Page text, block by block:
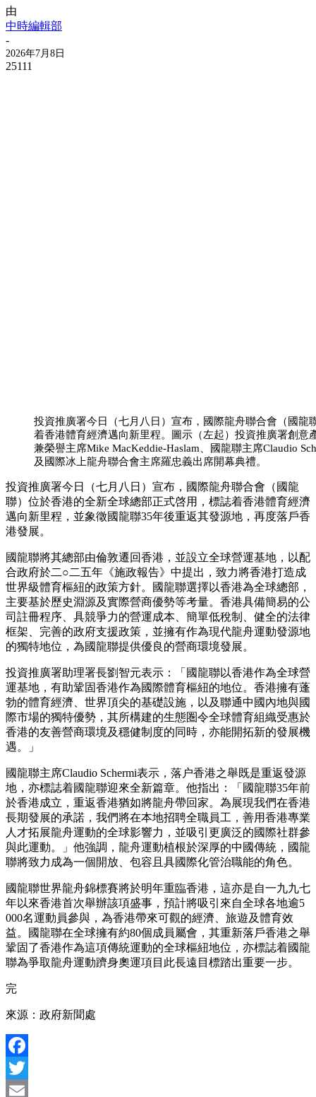
由
中時編輯部
-
2026年7月8日
25111
投資推廣署今日（七月八日）宣布，國際龍舟聯合會（國龍
着香港體育經濟邁向新里程。圖示（左起）投資推廣署創意
兼榮譽主席Mike MacKeddie-Haslam、國龍聯主席Claudio
及國際冰上龍舟聯合會主席羅忠義出席開幕典禮。
投資推廣署今日（七月八日）宣布，國際龍舟聯合會（國龍
聯）位於香港的全新全球總部正式啓用，標誌着香港體育經濟
邁向新里程，並象徵國龍聯35年後重返其發源地，再度落戶香
港發展。
國龍聯將其總部由倫敦遷回香港，並設立全球營運基地，以配
合政府於二○二五年《施政報告》中提出，致力將香港打造成
世界級體育樞紐的政策方針。國龍聯選擇以香港為全球總部，
主要基於歷史淵源及實際營商優勢等考量。香港具備簡易的公
司註冊程序、具競爭力的營運成本、簡單低稅制、健全的法律
框架、完善的政府支援政策，並擁有作為現代龍舟運動發源地
的獨特地位，為國龍聯提供優良的營商環境發展。
投資推廣署助理署長劉智元表示：「國龍聯以香港作為全球營
運基地，有助鞏固香港作為國際體育樞紐的地位。香港擁有蓬
勃的體育經濟、世界頂尖的基礎設施，以及聯通中國內地與國
際市場的獨特優勢，其所構建的生態圏令全球體育組織受惠於
香港的友善營商環境及穩健制度的同時，亦能開拓新的發展機
遇。」
國龍聯主席Claudio Schermi表示，落户香港之舉既是重返發源
地，亦標誌着國龍聯迎來全新篇章。他指出：「國龍聯35年前
於香港成立，重返香港猶如將龍舟帶回家。為展現我們在香港
長期發展的承諾，我們將在本地招聘全職員工，善用香港專業
人才拓展龍舟運動的全球影響力，並吸引更廣泛的國際社群參
與此運動。」他強調，龍舟運動植根於深厚的中國傳統，國龍
聯將致力成為一個開放、包容且具國際化管治職能的角色。
國龍聯世界龍舟錦標賽將於明年重臨香港，這亦是自一九九七
年以來香港首次舉辦該項盛事，預計將吸引來自全球各地逾5
000名運動員參與，為香港帶來可觀的經濟、旅遊及體育效
益。國龍聯在全球擁有約80個成員屬會，其重新落戶香港之舉
鞏固了香港作為這項傳統運動的全球樞紐地位，亦標誌着國龍
聯為爭取龍舟運動躋身奧運項目此長遠目標踏出重要一步。
完
來源：政府新聞處
Facebook
Twitter